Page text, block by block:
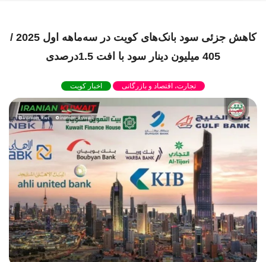
کاهش جزئی سود بانک‌های کویت در سه‌ماهه اول 2025 /
405 میلیون دینار سود با افت 1.5درصدی
تجارت، اقتصاد و بازرگانی اخبار کویت